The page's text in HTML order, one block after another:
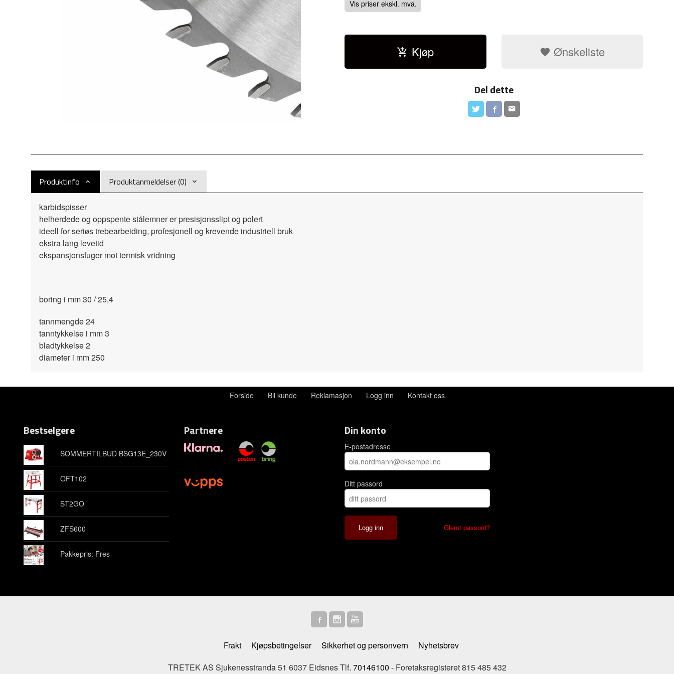
Vis priser ekskl. mva.
Kjøp Ønskeliste
Del dette
Produktinfo Produktanmeldelser (0)
karbidspisser
helherdede og oppspente stålemner er presisjonsslipt og polert
ideell for seriøs trebearbeiding, profesjonell og krevende industriell bruk
ekstra lang levetid
ekspansjonsfuger mot termisk vridning
boring i mm 30 / 25,4
tannmengde 24
tanntykkelse i mm 3
bladtykkelse 2
diameter i mm 250
Forside Bli kunde Reklamasjon Logg inn Kontakt oss
Bestselgere
SOMMERTILBUD BSG13E_230V
OFT102
ST2GO
ZFS600
Pakkepris: Fres
Partnere Din konto
E-postadresse
Ditt passord
Glemt passord?
Frakt Kjøpsbetingelser Sikkerhet og personvern
Nyhetsbrev
TRETEK AS Sjukenesstranda 51 6037 Eidsnes Tlf. 70146100 - Foretaksregisteret 815 485 432